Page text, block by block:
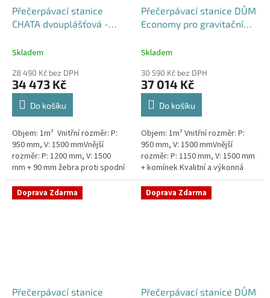
Přečerpávací stanice
CHATA dvouplášťová -
Skladem
28 490 Kč bez DPH
34 473 Kč
Do košíku
Objem: 1m³ Vnitřní rozměr: P:
950 mm, V: 1500 mmVnější
rozměr: P: 1200 mm, V: 1500
mm + 90 mm žebra proti spodní
vodě + komínek Levná, ale plně
funkční přečerpávací...
Přečerpávací stanice DŮM
Economy pro gravitační
- nádrž 1m3
Skladem
30 590 Kč bez DPH
37 014 Kč
Do košíku
Objem: 1m³ Vnitřní rozměr: P:
950 mm, V: 1500 mmVnější
rozměr: P: 1150 mm, V: 1500 mm
+ komínek Kvalitní a výkonná
přečerpávací stanice k chatám,
chalupám a rodinným domům...
Doprava Zdarma
Přečerpávací stanice
Doprava Zdarma
Přečerpávací stanice DŮM